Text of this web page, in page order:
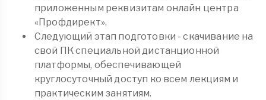
приложенным реквизитам онлайн центра
«Профдирект».
Следующий этап подготовки - скачивание на
свой ПК специальной дистанционной
платформы, обеспечивающей
круглосуточный доступ ко всем лекциям и
практическим занятиям.